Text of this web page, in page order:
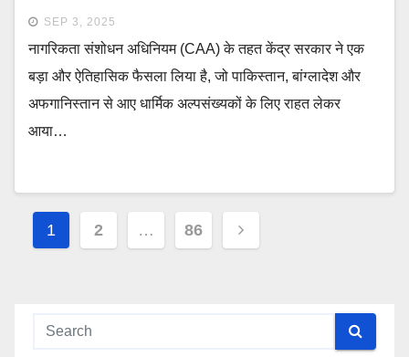
SEP 3, 2025
नागरिकता संशोधन अधिनियम (CAA) के तहत केंद्र सरकार ने एक
बड़ा और ऐतिहासिक फैसला लिया है, जो पाकिस्तान, बांग्लादेश और
अफगानिस्तान से आए धार्मिक अल्पसंख्यकों के लिए राहत लेकर
आया…
Posts
navigation
1 2 … 86